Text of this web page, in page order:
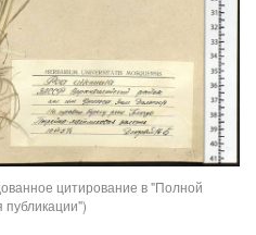
цитирование в "Полной
публикации")